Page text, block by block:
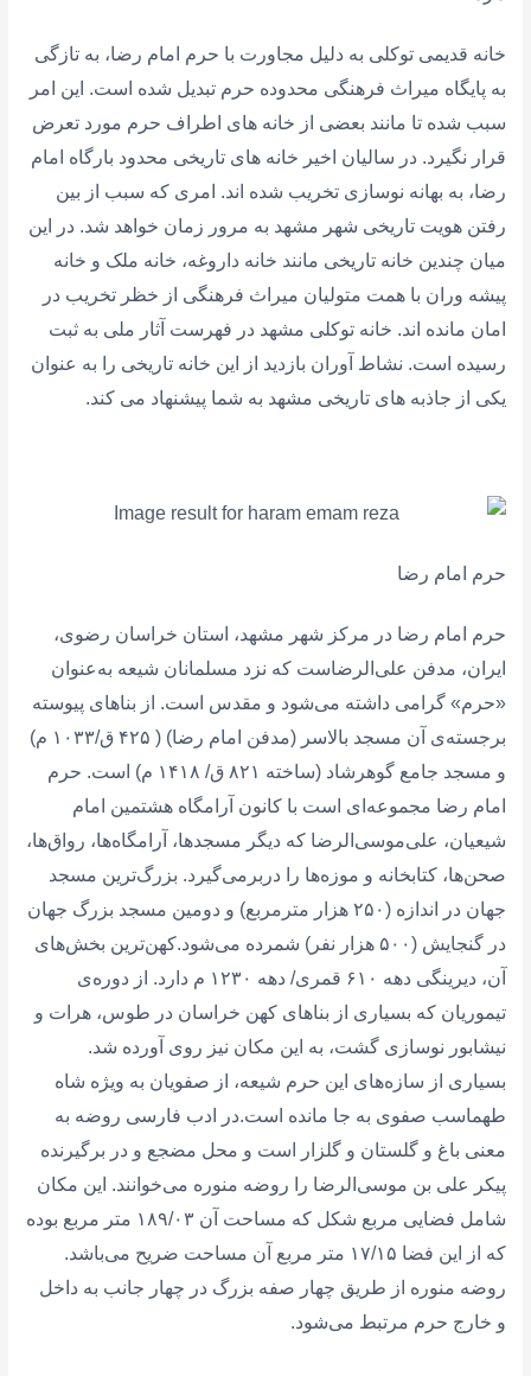
خانه قدیمی توکلی به دلیل مجاورت با حرم امام رضا، به تازگی
به پایگاه میراث فرهنگی محدوده حرم تبدیل شده است. این امر
سبب شده تا مانند بعضی از خانه های اطراف حرم مورد تعرض
قرار نگیرد. در سالیان اخیر خانه های تاریخی محدود بارگاه امام
رضا، به بهانه نوسازی تخریب شده اند. امری که سبب از بین
رفتن هویت تاریخی شهر مشهد به مرور زمان خواهد شد. در این
میان چندین خانه تاریخی مانند خانه داروغه، خانه ملک و خانه
پیشه وران با همت متولیان میراث فرهنگی از خظر تخریب در
امان مانده اند. خانه توکلی مشهد در فهرست آثار ملی به ثبت
رسیده است. نشاط آوران بازدید از این خانه تاریخی را به عنوان
یکی از جاذبه های تاریخی مشهد به شما پیشنهاد می کند.
حرم امام رضا
حرم امام رضا در مرکز شهر مشهد، استان خراسان رضوی،
ایران، مدفن علی‌الرضاست که نزد مسلمانان شیعه به‌عنوان
«حرم» گرامی داشته می‌شود و مقدس است. از بناهای پیوسته
برجسته‌ی آن مسجد بالاسر (مدفن امام رضا) ( ۴۲۵ ق/۱۰۳۳ م)
و مسجد جامع گوهرشاد (ساخته ۸۲۱ ق/ ۱۴۱۸ م) است. حرم
امام رضا مجموعه‌ای است با کانون آرامگاه هشتمین امام
شیعیان، علی‌موسی‌الرضا که دیگر مسجدها، آرامگاه‌ها، رواق‌ها،
صحن‌ها، کتابخانه و موزه‌ها را دربرمی‌گیرد. بزرگ‌ترین مسجد
جهان در اندازه (۲۵۰ هزار مترمربع) و دومین مسجد بزرگ جهان
در گنجایش (۵۰۰ هزار نفر) شمرده می‌شود.کهن‌ترین بخش‌های
آن، دیرینگی دهه ۶۱۰ قمری/ دهه ۱۲۳۰ م دارد. از دوره‌ی
تیموریان که بسیاری از بناهای کهن خراسان در طوس، هرات و
نیشابور نوسازی گشت، به این مکان نیز روی آورده شد.
بسیاری از سازه‌های این حرم شیعه، از صفویان به ویژه شاه
طهماسب صفوی به جا مانده است.در ادب فارسی روضه به
معنی باغ و گلستان و گلزار است و محل مضجع و در برگیرنده
پیکر علی بن موسی‌الرضا را روضه منوره می‌خوانند. این مکان
شامل فضایی مربع شکل که مساحت آن ۱۸۹/۰۳ متر مربع بوده
که از این فضا ۱۷/۱۵ متر مربع آن مساحت ضریح می‌باشد.
روضه منوره از طریق چهار صفه بزرگ در چهار جانب به داخل
و خارج حرم مرتبط می‌شود.